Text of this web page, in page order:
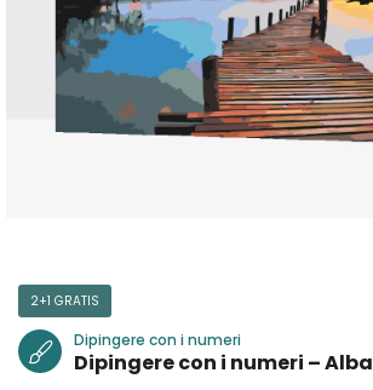
2+1 GRATIS
Dipingere con i numeri
Dipingere con i numeri – Alba